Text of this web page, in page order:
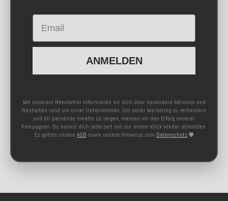
Email
ANMELDEN
Mit unserem Newsletter informieren wir dich über besondere Aktionen und
Neuheiten rund um unser Unternehmen. Um unser Marketing zu verbessern
und dir passende Inhalte zu zeigen, messen wir den Erfolg unserer
Kampagnen. Du kannst dich jederzeit mit nur einem Klick wieder abmelden.
Es gelten unsere AGB sowie unsere Hinweise zum Datenschutz 🛡️